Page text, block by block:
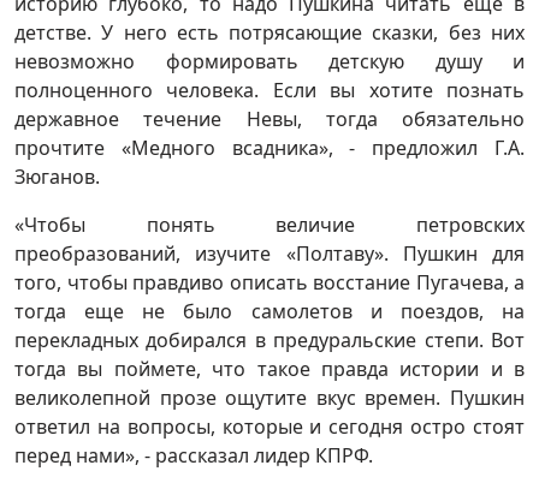
детстве. У него есть потрясающие сказки, без них
невозможно формировать детскую душу и
полноценного человека. Если вы хотите познать
державное течение Невы, тогда обязательно
прочтите «Медного всадника», - предложил Г.А.
Зюганов.
«Чтобы понять величие петровских
преобразований, изучите «Полтаву». Пушкин для
того, чтобы правдиво описать восстание Пугачева, а
тогда еще не было самолетов и поездов, на
перекладных добирался в предуральские степи. Вот
тогда вы поймете, что такое правда истории и в
великолепной прозе ощутите вкус времен. Пушкин
ответил на вопросы, которые и сегодня остро стоят
перед нами», - рассказал лидер КПРФ.